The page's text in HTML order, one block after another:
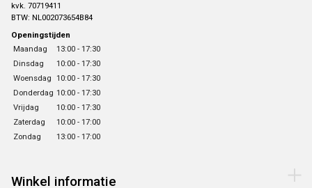
kvk. 70719411
BTW: NL002073654B84
Openingstijden
Maandag
13:00 - 17:30
Dinsdag
10:00 - 17:30
Woensdag 10:00 - 17:30
Donderdag 10:00 - 17:30
Vrijdag
10:00 - 17:30
Zaterdag
10:00 - 17:00
Zondag
13:00 - 17:00
Winkel informatie